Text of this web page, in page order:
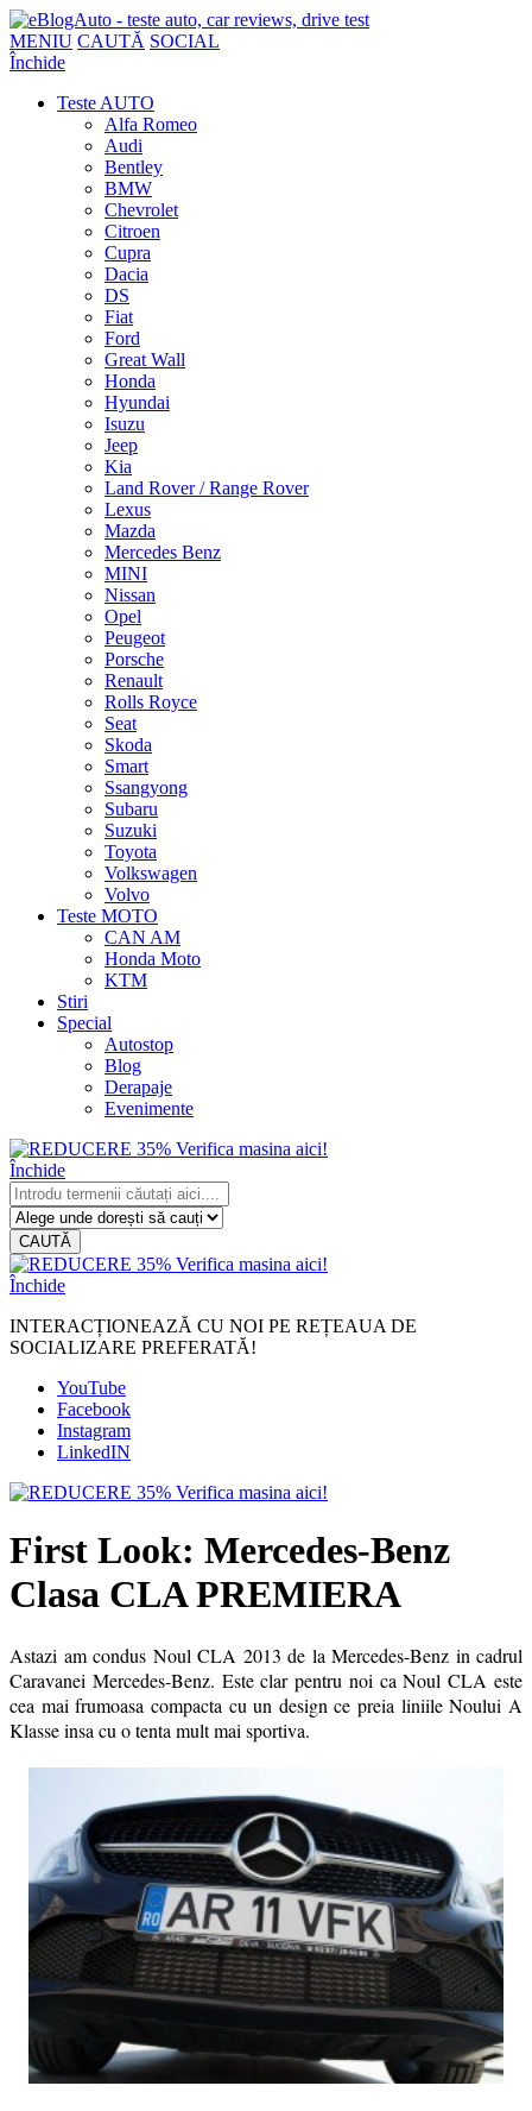
MENIU CAUTĂ SOCIAL
Închide
Teste AUTO
Alfa Romeo
Audi
Bentley
BMW
Chevrolet
Citroen
Cupra
Dacia
DS
Fiat
Ford
Great Wall
Honda
Hyundai
Isuzu
Jeep
Kia
Land Rover / Range Rover
Lexus
Mazda
Mercedes Benz
MINI
Nissan
Opel
Peugeot
Porsche
Renault
Rolls Royce
Seat
Skoda
Smart
Ssangyong
Subaru
Suzuki
Toyota
Volkswagen
Volvo
Teste MOTO
CAN AM
Honda Moto
KTM
Stiri
Special
Autostop
Blog
Derapaje
Evenimente
Închide
CAUTĂ
Închide
INTERACȚIONEAZĂ CU NOI PE REȚEAUA DE
SOCIALIZARE PREFERATĂ!
YouTube
Facebook
Instagram
LinkedIN
First Look: Mercedes-Benz
Clasa CLA PREMIERA
Astazi am condus Noul CLA 2013 de la Mercedes-Benz in cadrul
Caravanei Mercedes-Benz. Este clar pentru noi ca Noul CLA este
cea mai frumoasa compacta cu un design ce preia liniile Noului A
Klasse insa cu o tenta mult mai sportiva.